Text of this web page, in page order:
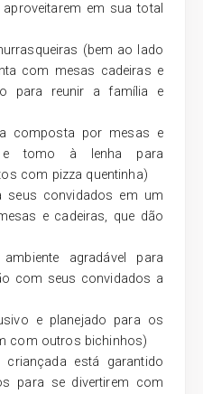
em sua total
(bem ao lado
com mesas cadeiras e
para reunir a família e
composta por mesas e
e tomo à lenha para
com pizza quentinha)
seus convidados em um
e cadeiras, que dão
agradável para
com seus convidados a
e planejado para os
com outros bichinhos)
está garantido
para se divertirem com